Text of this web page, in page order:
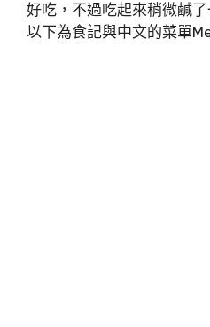
好吃，不過吃起來稍微鹹
以下為食記與中文的菜單